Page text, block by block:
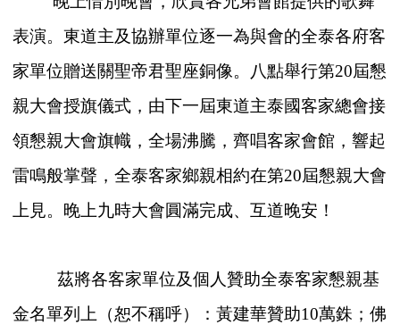
表演。東道主及協辦單位逐一為與會的全泰各府客
家單位贈送關聖帝君聖座銅像。八點舉行第20屆懇
親大會授旗儀式，由下一屆東道主泰國客家總會接
領懇親大會旗幟，全場沸騰，齊唱客家會館，響起
雷鳴般掌聲，全泰客家鄉親相約在第20屆懇親大會
上見。晚上九時大會圓滿完成、互道晚安！
茲將各客家單位及個人贊助全泰客家懇親基
金名單列上（恕不稱呼）：黃建華贊助10萬銖；佛